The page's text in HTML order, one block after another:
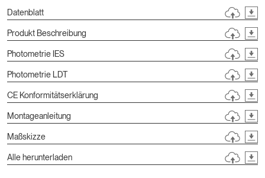
Datenblatt
Produkt Beschreibung
Photometrie IES
Photometrie LDT
CE Konformitätserklärung
Montageanleitung
Maßskizze
Alle herunterladen